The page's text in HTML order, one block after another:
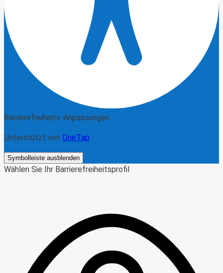
Barrierefreiheits-Anpassungen
Unterstützt von OneTap
Symbolleiste ausblenden
Wählen Sie Ihr Barrierefreiheitsprofil